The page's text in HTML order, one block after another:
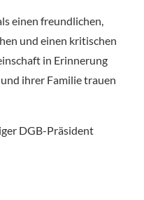
einen freundlichen,
und einen kritischen
in Erinnerung
ihrer Familie trauen
DGB-Präsident